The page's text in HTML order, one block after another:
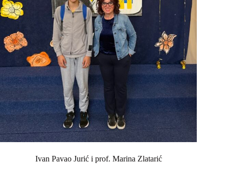
Ivan Pavao Jurić i prof. Marina Zlatarić